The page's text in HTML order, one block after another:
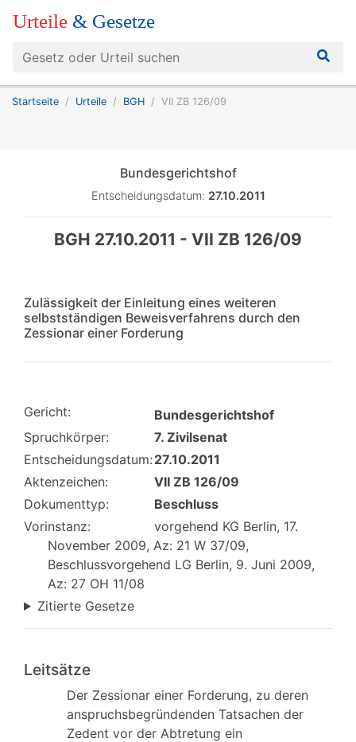
Urteile & Gesetze
Startseite Urteile BGH VII ZB 126/09
Bundesgerichtshof
Entscheidungsdatum: 27.10.2011
BGH 27.10.2011 - VII ZB 126/09
Zulässigkeit der Einleitung eines weiteren
selbstständigen Beweisverfahrens durch den
Zessionar einer Forderung
Gericht:
Bundesgerichtshof
Spruchkörper:
7. Zivilsenat
Entscheidungsdatum: 27.10.2011
Aktenzeichen:
VII ZB 126/09
Dokumenttyp:
Beschluss
Vorinstanz:
vorgehend KG Berlin, 17.
November 2009, Az: 21 W 37/09,
Beschlussvorgehend LG Berlin, 9. Juni 2009,
Az: 27 OH 11/08
Zitierte Gesetze
Leitsätze
Der Zessionar einer Forderung, zu deren
anspruchsbegründenden Tatsachen der
Zedent vor der Abtretung ein